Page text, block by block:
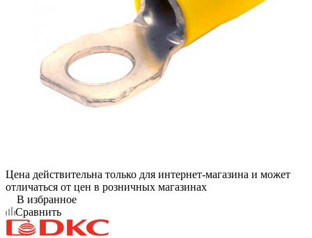
Цена действительна только для интернет-магазина и может
отличаться от цен в розничных магазинах
В избранное
Сравнить